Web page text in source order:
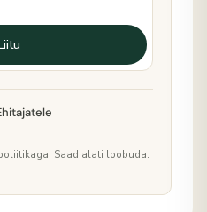
Saad alati loobuda.